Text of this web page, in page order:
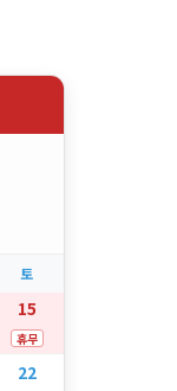
토
15
휴무
22